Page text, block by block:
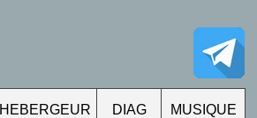
HEBERGEUR DIAG MUSIQUE